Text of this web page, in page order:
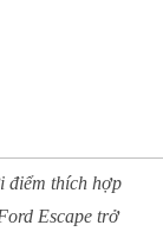
điểm thích hợp
Escape trở